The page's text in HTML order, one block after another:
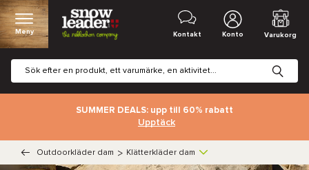
Meny Kontakt Konto Varukorg
SUMMER DEALS: upp till 60% rabatt
Upptäck
Outdoorkläder dam > Klätterkläder dam